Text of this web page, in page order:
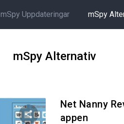
mSpy Uppdateringar mSpy
mSpy Alternativ
Net Nanny
appen